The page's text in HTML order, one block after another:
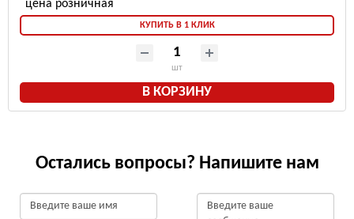
КУПИТЬ В 1 КЛИК
шт
В КОРЗИНУ
Остались вопросы? Напишите нам